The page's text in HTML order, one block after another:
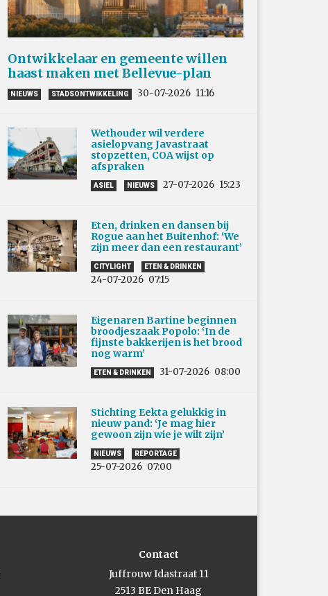
Ontwikkelaar en gemeente willen
haast maken met Bellevue-plan
NIEUWS STADSONTWIKKELING 30-07-2026 11:16
Wethouder wil verdere
asielopvang Javastraat
stopzetten, COA wijst op
afspraken
ASIEL NIEUWS 27-07-2026 15:23
Eten, drinken en dansen bij
Rogue aan het Buitenhof: ‘We
zijn meer dan een restaurant’
CITYLIGHT ETEN & DRINKEN
24-07-2026 07:15
Eigenaren Bartine beginnen
broodjeszaak Popolo: ‘In de
fijnste bakkerijen is het brood
nog warm’
ETEN & DRINKEN 31-07-2026 08:00
Stichting Eekta gelukkig in
nieuw pand: ‘Je mag hier
gewoon zijn wie je wilt zijn’
NIEUWS REPORTAGE
25-07-2026 07:00
Contact
Juffrouw Idastraat 11
2513 BE Den Haag